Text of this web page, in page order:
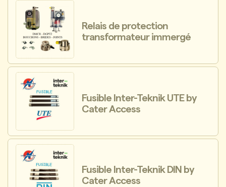
Relais de protection
transformateur immergé
Fusible Inter-Teknik UTE by
Cater Access
Fusible Inter-Teknik DIN by
Cater Access